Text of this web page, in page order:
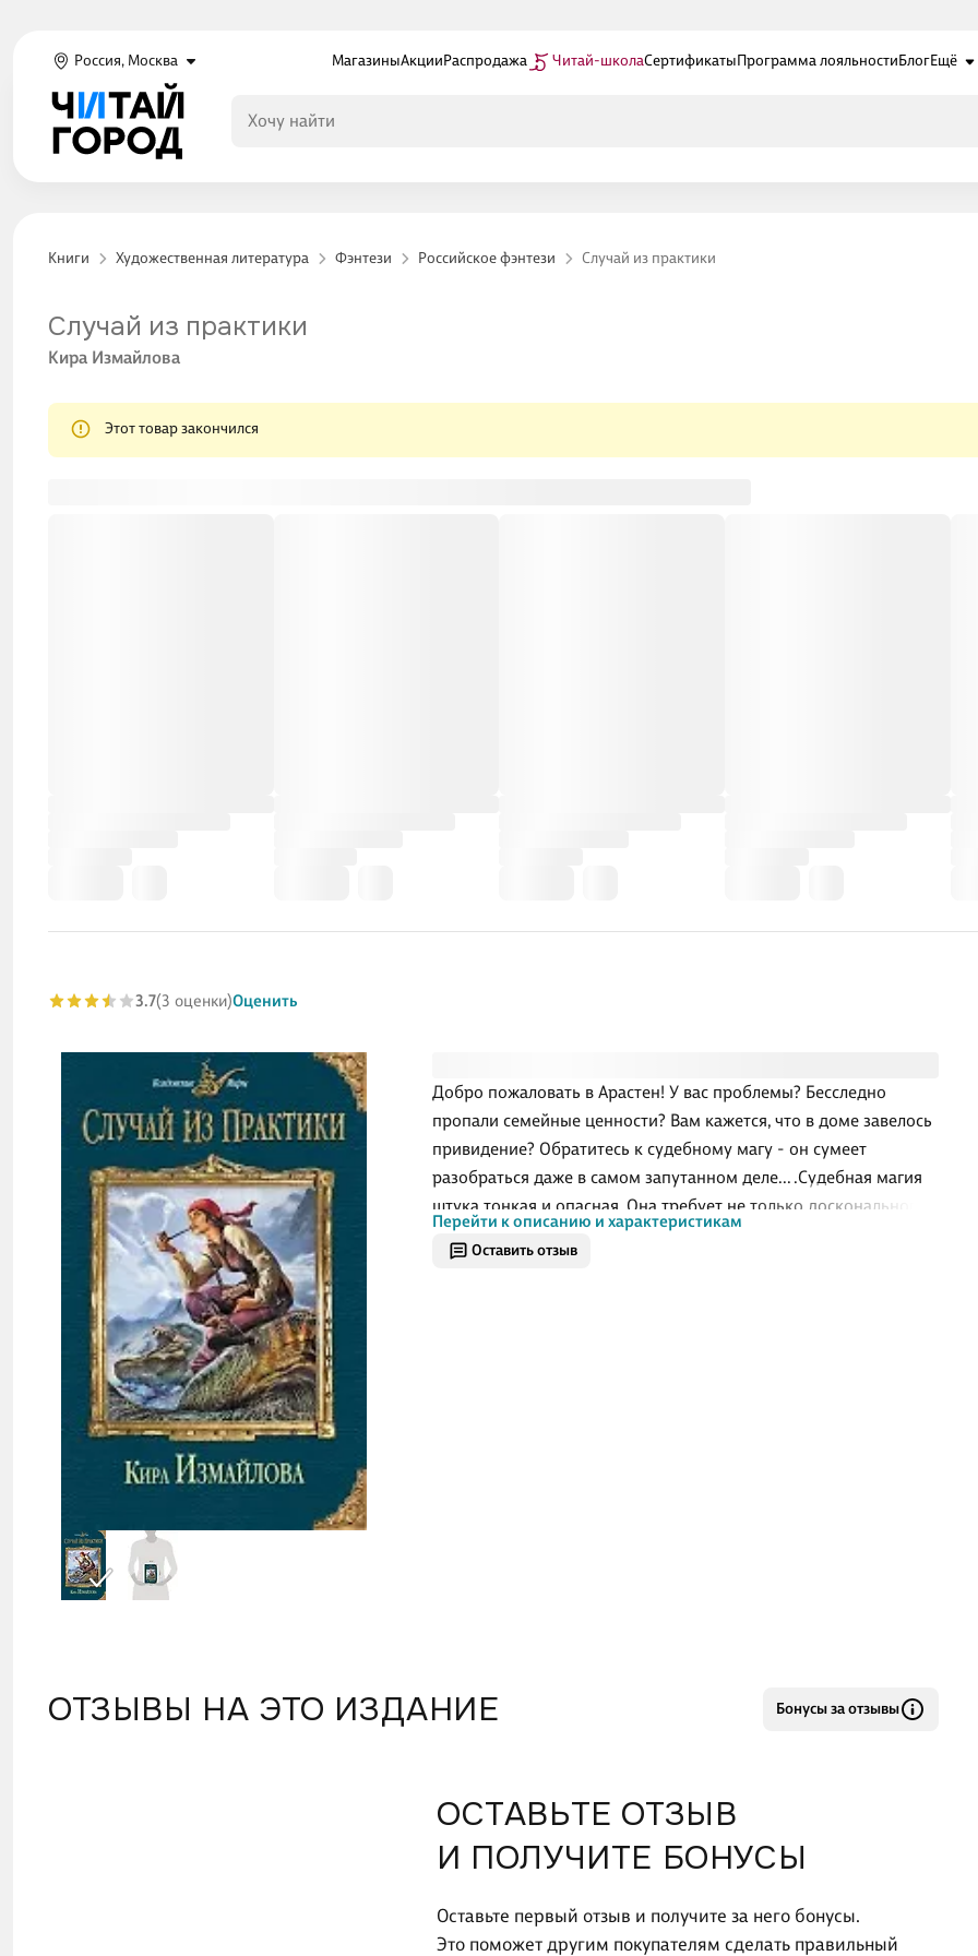
Россия, Москва МагазиныАкцииРаспродажа Читай-школаСертификатыПрограмма лояльностиБлогЕщё
Книги Художественная литература Фэнтези Российское фэнтези Случай из практики
Оставить отзыв
Добро пожаловать в Арастен! У вас проблемы? Бесследно
пропали семейные ценности? Вам кажется, что в доме завелось
привидение? Обратитесь к судебному магу - он сумеет
разобраться даже в самом запутанном деле... .Судебная магия
штука тонкая и опасная. Она требует не только досконального
знания магических практик, но и личного мужества. Адепту
судебной магии Флоссии Нарен ни того, ни другого не
Перейти к описанию и характеристикам
Случай из практики
Кира Измайлова
Этот товар закончился
3.7(3 оценки)Оценить
ОТЗЫВЫ НА ЭТО ИЗДАНИЕ Бонусы за отзывы
ОСТАВЬТЕ ОТЗЫВ
И ПОЛУЧИТЕ БОНУСЫ
Оставьте первый отзыв и получите за него бонусы.
Это поможет другим покупателям сделать правильный